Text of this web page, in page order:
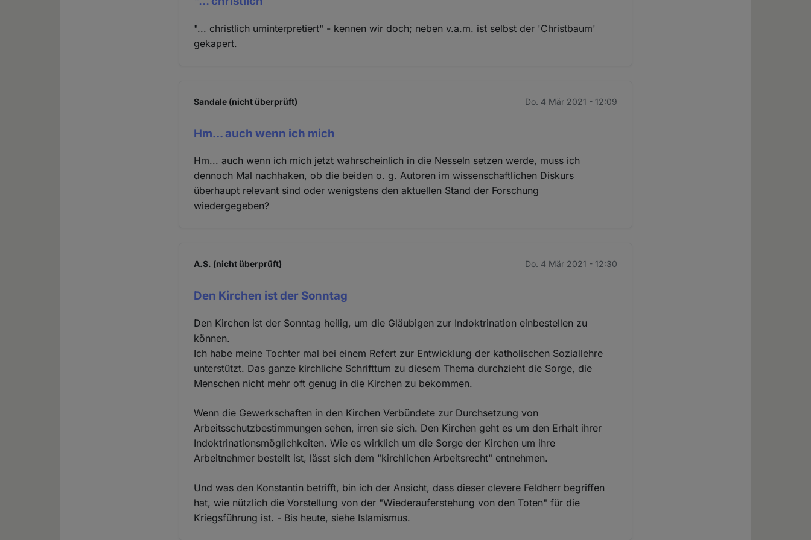
"... christlich uminterpretiert" - kennen wir doch; neben v.a.m. ist selbst der 'Christbaum'
gekapert.
Sandale (nicht überprüft) Do. 4 Mär 2021 - 12:09
Hm... auch wenn ich mich
Hm... auch wenn ich mich jetzt wahrscheinlich in die Nesseln setzen werde, muss ich
dennoch Mal nachhaken, ob die beiden o. g. Autoren im wissenschaftlichen Diskurs
überhaupt relevant sind oder wenigstens den aktuellen Stand der Forschung
wiedergegeben?
A.S. (nicht überprüft) Do. 4 Mär 2021 - 12:30
Den Kirchen ist der Sonntag
Den Kirchen ist der Sonntag heilig, um die Gläubigen zur Indoktrination einbestellen zu
können.
Ich habe meine Tochter mal bei einem Refert zur Entwicklung der katholischen Soziallehre
unterstützt. Das ganze kirchliche Schrifttum zu diesem Thema durchzieht die Sorge, die
Menschen nicht mehr oft genug in die Kirchen zu bekommen.
Wenn die Gewerkschaften in den Kirchen Verbündete zur Durchsetzung von
Arbeitsschutzbestimmungen sehen, irren sie sich. Den Kirchen geht es um den Erhalt ihrer
Indoktrinationsmöglichkeiten. Wie es wirklich um die Sorge der Kirchen um ihre
Arbeitnehmer bestellt ist, lässt sich dem "kirchlichen Arbeitsrecht" entnehmen.
Und was den Konstantin betrifft, bin ich der Ansicht, dass dieser clevere Feldherr begriffen
hat, wie nützlich die Vorstellung von der "Wiederauferstehung von den Toten" für die
Kriegsführung ist. - Bis heute, siehe Islamismus.